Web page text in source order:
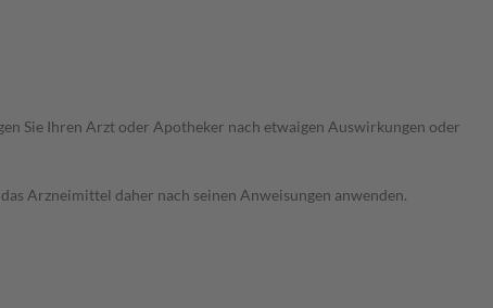
Sie Ihren Arzt oder Apotheker nach etwaigen Auswirkungen oder
Arzneimittel daher nach seinen Anweisungen anwenden.